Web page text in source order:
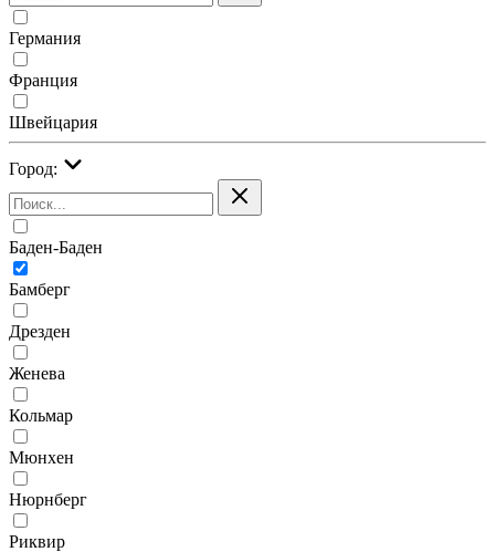
Германия
Франция
Швейцария
Город:
Баден-Баден
Бамберг
Дрезден
Женева
Кольмар
Мюнхен
Нюрнберг
Риквир